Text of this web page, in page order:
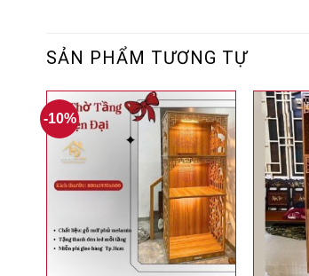
SẢN PHẨM TƯƠNG TỰ
-10%